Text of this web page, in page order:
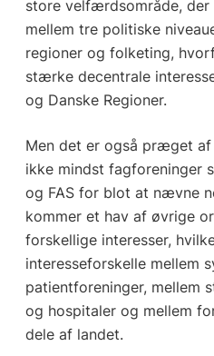
store velfærdsområde,
mellem tre politiske
regioner og folketing,
stærke decentrale
og Danske Regioner.
Men det er også præget
ikke mindst fagforeninger
og FAS for blot at nævne
kommer et hav af øvrige
forskellige interesser,
interesseforskelle mellem
patientforeninger, mellem
og hospitaler og mellem
dele af landet.